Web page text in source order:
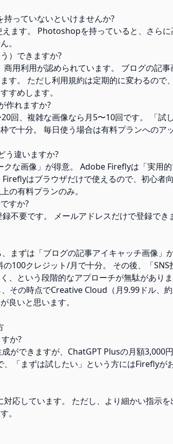
っていないといけませんか?
ます。 Photoshopを持っていると、さら
。
）できますか?
用利用が認められています。 ブログの記事
す。 ただし利用規約は定期的に変わるので
すめします。
作れますか?
回、複雑な画像なら月5〜10回です。 「試
で十分。 毎日使う場合は有料プランへのア
う違いますか?
な画像」が得意。 Adobe Fireflyは「実用
はブラウザだけで使えるので、初心者向
の有料プランのみ。
すか?
不要です。 メールアドレスだけで登録でき
まずは「ブログの記事アイキャッチ画像」
100クレジット/月で十分。 その後、「SNS
、という段階的なアプローチが無駄がありま
その時点でCreative Cloud（月9.99ドル、
良いと思います。
か?
ができますが、ChatGPT Plusの月額3,000
「まずは試したい」という方にはFireflyが
応しています。 ただし、より細かい指示を
。